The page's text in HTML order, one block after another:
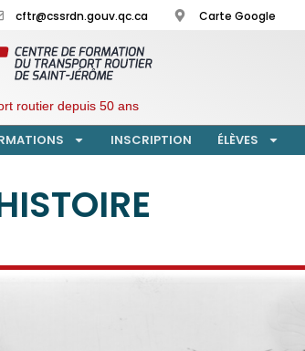
cftr@cssrdn.gouv.qc.ca Carte Google
routier depuis 50 ans
INSCRIPTION ÉLÈVES